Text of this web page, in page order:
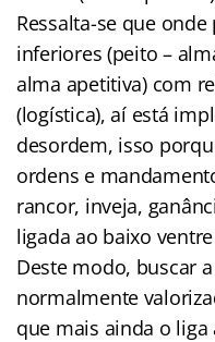
Ressalta-se que
inferiores (peito –
alma apetitiva) com
(logística), aí está
desordem, isso
ordens e
rancor, inveja,
ligada ao baixo
Deste modo, buscar
normalmente
que mais ainda o